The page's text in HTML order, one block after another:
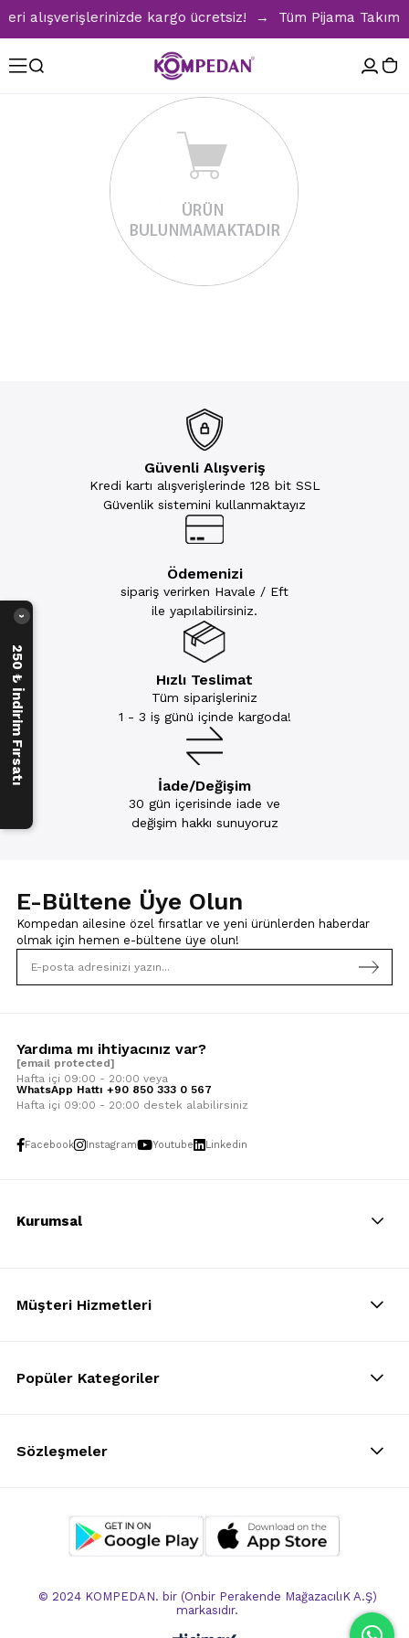
alışverişlerinizde kargo ücretsiz! → Tüm Pijama
Güvenli Alışveriş
Kredi kartı alışverişlerinde 128 bit SSL
Güvenlik sistemini kullanmaktayız
Ödemenizi
sipariş verirken Havale / Eft
ile yapılabilirsiniz.
Hızlı Teslimat
Tüm siparişleriniz
1 - 3 iş günü içinde kargoda!
İade/Değişim
30 gün içerisinde iade ve
değişim hakkı sunuyoruz
E-Bültene Üye Olun
Kompedan ailesine özel fırsatlar ve yeni ürünlerden haberdar
olmak için hemen e-bültene üye olun!
Yardıma mı ihtiyacınız var?
[email protected]
Hafta içi 09:00 - 20:00 veya
WhatsApp Hattı +90 850 333 0 567
Hafta içi 09:00 - 20:00 destek alabilirsiniz
Facebook Instagram Youtube Linkedin
Kurumsal
Müşteri Hizmetleri
Popüler Kategoriler
Sözleşmeler
© 2024 KOMPEDAN. bir (Onbir Perakende MağazacılıK A.Ş)
markasıdır.
250 ₺ İndirim Fırsatı
›